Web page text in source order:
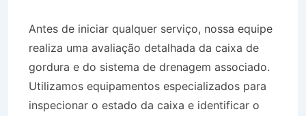
Antes de iniciar qualquer serviço, nossa equipe
realiza uma avaliação detalhada da caixa de
gordura e do sistema de drenagem associado.
Utilizamos equipamentos especializados para
inspecionar o estado da caixa e identificar o